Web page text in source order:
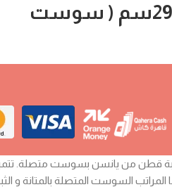
كتراكت بلو توب 29سم ( سوست
قطن من يانسن بسوست متصلة.
المراتب السوست المتصلة بالمتانة و